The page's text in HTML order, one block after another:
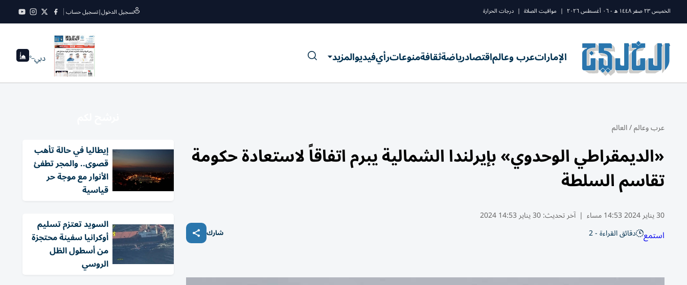
الخميس ٢٣ صفر ١٤٤٨ ه - ٠٦ أغسطس ٢٠٢٦ | مواقيت الصلاة | درجات الحرارة تسجيل الدخول|تسجيل حساب
الإماراتعرب وعالماقتصادرياضةثقافةمنوعاترأيفيديوالمزيد دبي--°
عرب وعالم/العالم
«الديمقراطي‭ ‬الوحدوي» بإيرلندا الشمالية يبرم اتفاقاً لاستعادة حكومة
تقاسم السلطة
30 يناير 2024 14:53 مساء | آخر تحديث:30 يناير 14:53 2024
استمع دقائق القراءة - 2 شارك
إيطاليا في حالة تأهب
قصوى.. والمجر تطفئ
الأنوار مع موجة حر
قياسية
السويد تعتزم تسليم
أوكرانيا سفينة محتجزة
من أسطول الظل
الروسي